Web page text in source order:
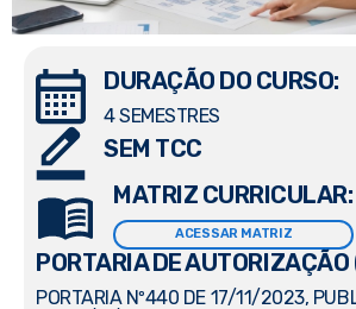
DURAÇÃO DO CURSO:
4 SEMESTRES
SEM TCC
MATRIZ CURRICULAR:
ACESSAR MATRIZ
PORTARIA DE AUTORIZAÇÃO
PORTARIA Nº440 DE 17/11/2023,